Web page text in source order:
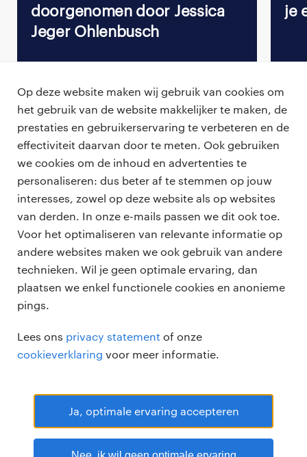
Op deze website maken wij gebruik van cookies om
het gebruik van de website makkelijker te maken, de
prestaties en gebruikerservaring te verbeteren en de
effectiviteit daarvan door te meten. Ook gebruiken
we cookies om de inhoud en advertenties te
personaliseren: dus beter af te stemmen op jouw
interesses, zowel op deze website als op websites
van derden. In onze e-mails passen we dit ook toe.
Voor het optimaliseren van relevante informatie op
andere websites maken we ook gebruik van andere
technieken. Wil je geen optimale ervaring, dan
plaatsen we enkel functionele cookies en anonieme
pings.
Lees ons privacy statement of onze
cookieverklaring voor meer informatie.
Ja, optimale ervaring accepteren
doorgenomen door Jessica
Jeger Ohlenbusch
je
Terug naar vacature overzicht
professionals
vacatures
zzp-opdrachten
careers for expats
voor opdrachtgevers
vacature plaatsen
over ons
werken bij Randstad
onze kantoren
Randstad Professional Google score 4.15 - 118 reviews